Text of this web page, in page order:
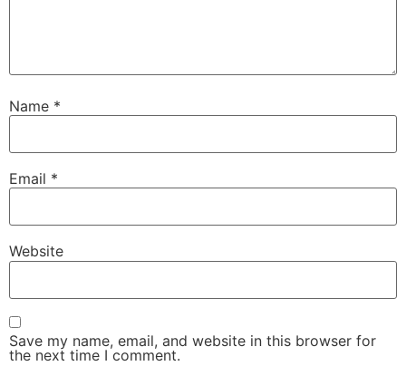
Name *
Email *
Website
Save my name, email, and website in this browser for
the next time I comment.